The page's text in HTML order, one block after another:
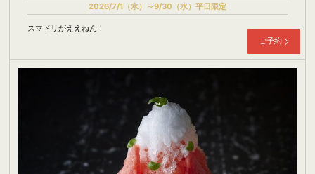
2026/7/1（水）～9/30（水）平日限定
スマドリがええねん！
ご予約